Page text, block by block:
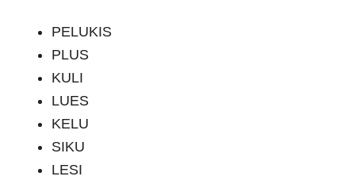
PELUKIS
PLUS
KULI
LUES
KELU
SIKU
LESI